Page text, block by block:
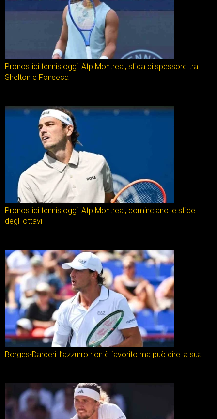
Pronostici tennis oggi: Atp Montreal, sfida di spessore tra
Shelton e Fonseca
Pronostici tennis oggi: Atp Montreal, cominciano le sfide
degli ottavi
Borges-Darderi: l’azzurro non è favorito ma può dire la sua